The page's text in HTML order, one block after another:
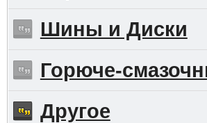
Шины и Диски
Горюче-
Другое